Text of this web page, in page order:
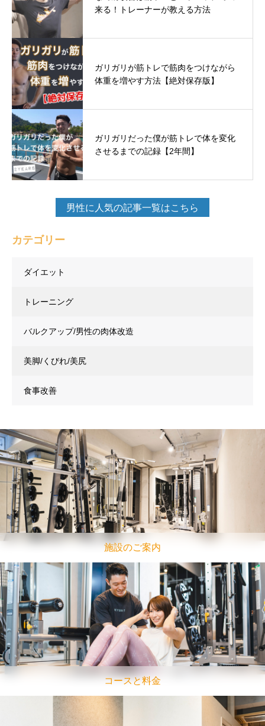
来る！トレーナーが教える方法
ガリガリが筋トレで筋肉をつけながら
体重を増やす方法【絶対保存版】
ガリガリだった僕が筋トレで体を変化
させるまでの記録【2年間】
男性に人気の記事一覧はこちら
カテゴリー
ダイエット
トレーニング
バルクアップ/男性の肉体改造
美脚/くびれ/美尻
食事改善
施設のご案内
コースと料金